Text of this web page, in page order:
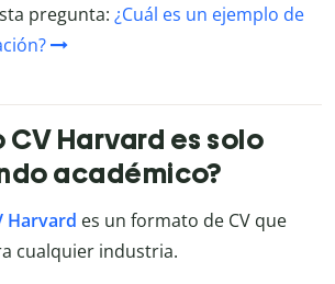
pregunta: ¿Cuál es un ejemplo de
CV Harvard es solo
académico?
Harvard es un formato de CV que
cualquier industria.